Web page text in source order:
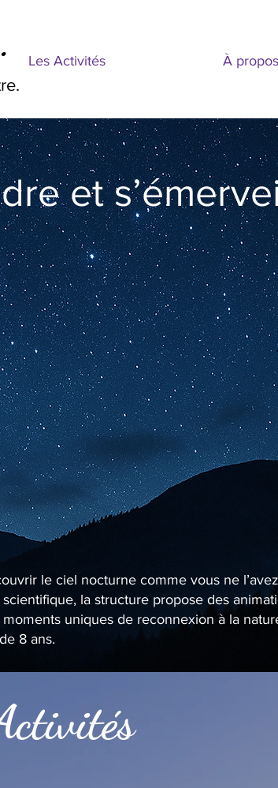
Les Activités À propos
et
le ciel nocturne comme vous ne
la structure propose des
uniques de reconnexion à la
de 8 ans.